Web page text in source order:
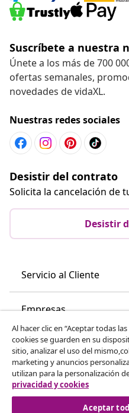
Suscríbete a nuestra
Únete a los más de 700
ofertas semanales,
novedades de vidaXL.
Nuestras redes sociales
Desistir del contrato
Solicita la cancelación de
Desistir
Servicio al Cliente
Empresas
vidaXL
Descubre mas
Al hacer clic en “Aceptar todas
cookies se guarden en su
sitio, analizar el uso del
marketing y anuncios
utilizan para la personalización
privacidad y cookies
Aceptar